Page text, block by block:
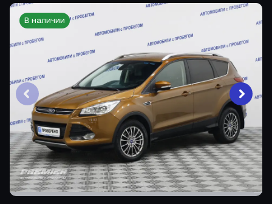
В наличии